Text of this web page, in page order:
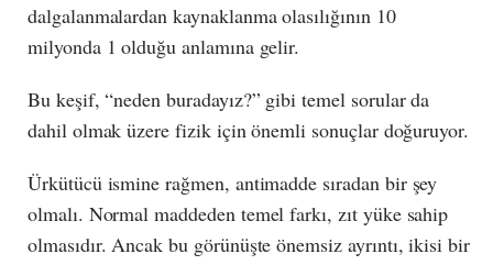
dalgalanmalardan kaynaklanma olasılığının 10
milyonda 1 olduğu anlamına gelir.
Bu keşif, “neden buradayız?” gibi temel sorular da
dahil olmak üzere fizik için önemli sonuçlar doğuruyor.
Ürkütücü ismine rağmen, antimadde sıradan bir şey
olmalı. Normal maddeden temel farkı, zıt yüke sahip
olmasıdır. Ancak bu görünüşte önemsiz ayrıntı, ikisi bir